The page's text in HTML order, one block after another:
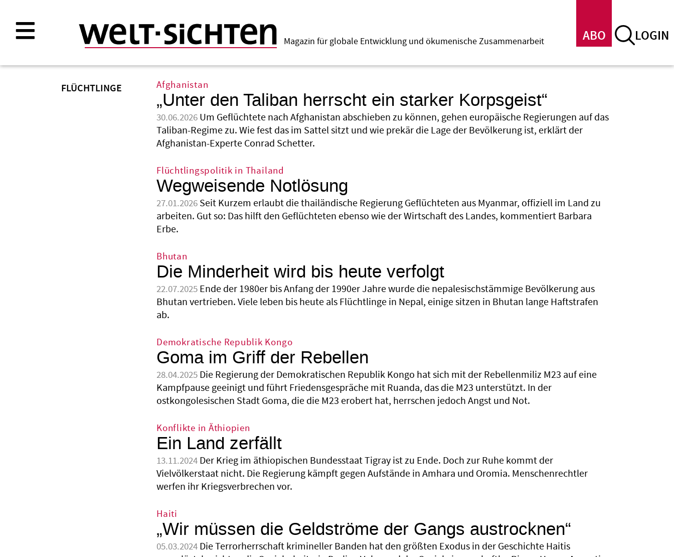
Inhalt
ABO LOGIN
Magazin für globale Entwicklung und ökumenische Zusammenarbeit
FLÜCHTLINGE Afghanistan
„Unter den Taliban herrscht ein starker Korpsgeist“
30.06.2026 Um Geflüchtete nach Afghanistan abschieben zu können, gehen europäische Regierungen auf das
Taliban-Regime zu. Wie fest das im Sattel sitzt und wie prekär die Lage der Bevölkerung ist, erklärt der
Afghanistan-Experte Conrad Schetter.
Flüchtlingspolitik in Thailand
Wegweisende Notlösung
27.01.2026 Seit Kurzem erlaubt die thailändische Regierung Geflüchteten aus Myanmar, offiziell im Land zu
arbeiten. Gut so: Das hilft den Geflüchteten ebenso wie der Wirtschaft des Landes, kommentiert Barbara
Erbe.
Bhutan
Die Minderheit wird bis heute verfolgt
22.07.2025 Ende der 1980er bis Anfang der 1990er Jahre wurde die nepalesischstämmige Bevölkerung aus
Bhutan vertrieben. Viele leben bis heute als Flüchtlinge in Nepal, einige sitzen in Bhutan lange Haftstrafen
ab.
Demokratische Republik Kongo
Goma im Griff der Rebellen
28.04.2025 Die Regierung der Demokratischen Republik Kongo hat sich mit der Rebellenmiliz M23 auf eine
Kampfpause geeinigt und führt Friedensgespräche mit Ruanda, das die M23 unterstützt. In der
ostkongolesischen Stadt Goma, die die M23 erobert hat, herrschen jedoch Angst und Not.
Konflikte in Äthiopien
Ein Land zerfällt
13.11.2024 Der Krieg im äthiopischen Bundesstaat Tigray ist zu Ende. Doch zur Ruhe kommt der
Vielvölkerstaat nicht. Die Regierung kämpft gegen Aufstände in Amhara und Oromia. Menschenrechtler
werfen ihr Kriegsverbrechen vor.
Haiti
„Wir müssen die Geldströme der Gangs austrocknen“
05.03.2024 Die Terrorherrschaft krimineller Banden hat den größten Exodus in der Geschichte Haitis